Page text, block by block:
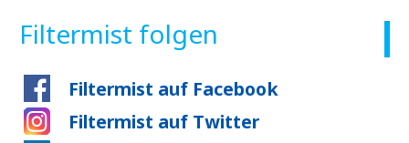
Filtermist folgen
Filtermist auf Facebook
Filtermist auf Twitter